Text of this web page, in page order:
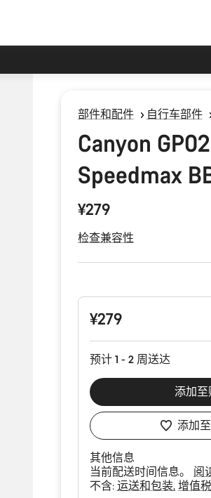
部件和配件 自行车部件
Canyon
Speedmax
¥279
检查兼容性
配
¥279
预计 1 - 2 周送达
添加至
添加
其他信息
当前配送时间信息。 阅
不含: 运送和包装 增值